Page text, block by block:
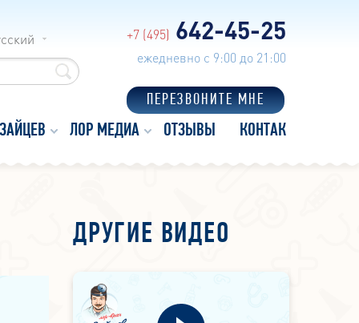
+7 (495) 642-45-25
ежедневно с 9:00 до 21:00
ПЕРЕЗВОНИТЕ МНЕ
ЛОР МЕДИА ОТЗЫВЫ КОНТАКТЫ
ДРУГИЕ ВИДЕО